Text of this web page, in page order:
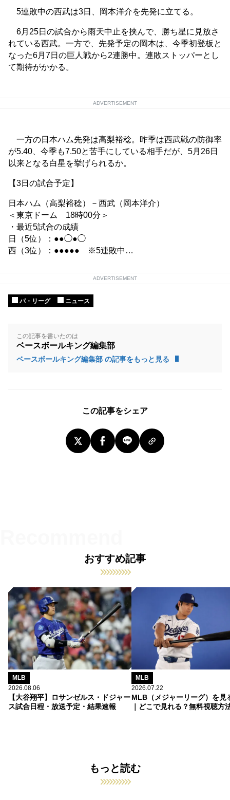
5連敗中の西武は3日、岡本洋介を先発に立てる。
6月25日の試合から雨天中止を挟んで、勝ち星に見放さ
れている西武。一方で、先発予定の岡本は、今季初登板と
なった6月7日の巨人戦から2連勝中。連敗ストッパーとし
て期待がかかる。
ADVERTISEMENT
一方の日本ハム先発は高梨裕稔。昨季は西武戦の防御率
が5.40、今季も7.50と苦手にしている相手だが、5月26日
以来となる白星を挙げられるか。
【3日の試合予定】
日本ハム（高梨裕稔）－西武（岡本洋介）
＜東京ドーム 18時00分＞
・最近5試合の成績
日（5位）：●●◯●◯
西（3位）：●●●●● ※5連敗中…
ADVERTISEMENT
パ・リーグ ニュース
この記事を書いたのは
ベースボールキング編集部
ベースボールキング編集部 の記事をもっと見る
この記事をシェア
おすすめ記事
MLB
2026.08.06
【大谷翔平】ロサンゼルス・ドジャー
ス試合日程・放送予定・結果速報
MLB
2026.07.22
MLB（メジャーリーグ）を見
｜どこで見れる？無料視聴方
もっと読む